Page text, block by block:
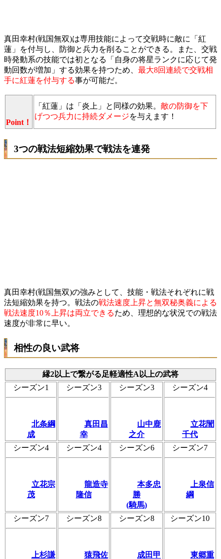
真田幸村(戦国無双)は専用技能によって交戦時に敵に「紅
蓮」を付与し、防御と兵力を削ることができる。また、交戦
時発動系の技能では初となる「自身の将星ランクに応じて発
動回数が増加」する効果を持つため、 最大8回連続で交戦相
手に紅蓮を付与する事が可能だ。
Point！
「紅蓮」は「炎上」と同様の効果。 敵の防御を下
げつつ兵力に持続ダメージを与えます！
3つの戦法短縮効果で戦法を連発
真田幸村(戦国無双)の強みとして、技能・戦法それぞれに戦
法短縮効果を持つ。戦法の戦法速度上昇と無双秘奥義による
戦法速度10％上昇は両立できるため、理想的な状況での戦法
速度が非常に早い。
相性の良い武将
縁2以上で繋がる足軽適性A以上の武将
シーズン1
北条綱
成
シーズン3
真田昌
幸
シーズン3
山中鹿
之介
シーズン4
立花誾
千代
シーズン4
立花宗
茂
シーズン4
龍造寺
隆信
シーズン6
本多忠
勝
(騎馬)
シーズン7
上泉信
綱
シーズン7
上杉謙
シーズン8
猿飛佐
シーズン8
成田甲
シーズン10
東郷重